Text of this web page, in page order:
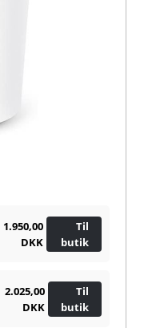
1.950,00
DKK
Til
butik
2.025,00
DKK
Til
butik